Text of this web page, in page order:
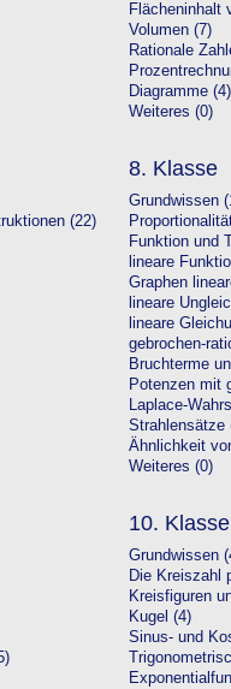
Flächeninhalt
Volumen (7)
Rationale
Diagramme (4)
Weiteres (0)
(22)
8. Klasse
Grundwissen
Funktion und
lineare
Graphen
lineare
lineare
gebrochen-
Bruchterme
Potenzen mit
Laplace-
Strahlensätze
Ähnlichkeit
Weiteres (0)
10. Klasse
Grundwissen
Die Kreiszahl
Kreisfiguren
Kugel (4)
Sinus- und